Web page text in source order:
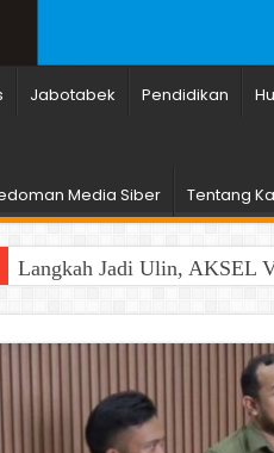
Jabotabek Pendidikan
Media Siber Tentang
Langkah Jadi Ulin, AKSEL